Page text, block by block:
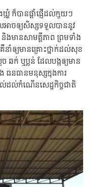
ក៏បានផ្ដាំផ្ញើដល់ក្មួយៗ
អាចឲ្យសិស្សទទួលបាននូវ
ងមានសាមគ្គីភាព ព្រមទាំង
ឲ្យមានគ្រោះថ្នាក់ដល់សុខ
ឆក់ ឬប្លន់ ដែលបង្កឲ្យមាន
ធនធានមនុស្សក្នុងការ
ល់ដល់កំណើនសេដ្ឋកិច្ចជាតិ